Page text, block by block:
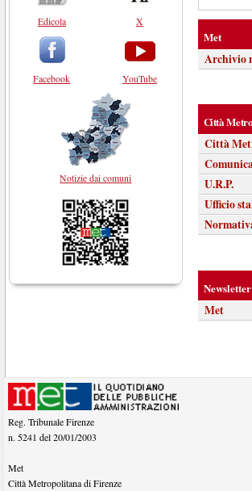
Edicola
Facebook
X
YouTube
Notizie dai comuni
Met
Archivio
Città
Città
U.R.P.
Ufficio
Newsletter
Met
Reg. Tribunale Firenze
n. 5241 del 20/01/2003
Met
Città Metropolitana di Firenze